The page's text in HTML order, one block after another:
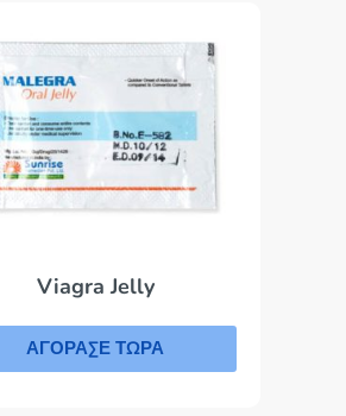
Viagra Jelly
ΑΓΟΡΑΣΕ ΤΩΡΑ